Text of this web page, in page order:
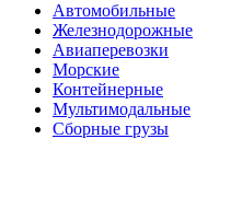
Автомобильные
Железнодорожные
Авиаперевозки
Морские
Контейнерные
Мультимодальные
Сборные грузы